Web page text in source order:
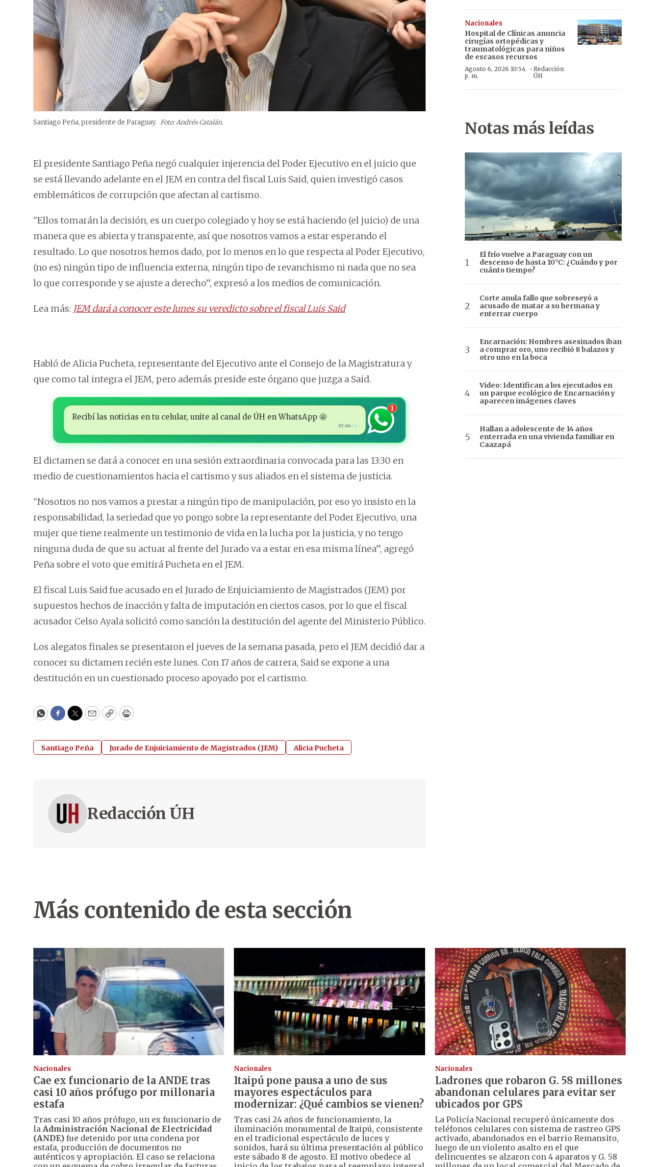
Santiago Peña, presidente de Paraguay. Foto: Andrés Catalán.
El presidente Santiago Peña negó cualquier injerencia del Poder Ejecutivo en el juicio que
se está llevando adelante en el JEM en contra del fiscal Luis Said, quien investigó casos
emblemáticos de corrupción que afectan al cartismo.
“Ellos tomarán la decisión, es un cuerpo colegiado y hoy se está haciendo (el juicio) de una
manera que es abierta y transparente, así que nosotros vamos a estar esperando el
resultado. Lo que nosotros hemos dado, por lo menos en lo que respecta al Poder Ejecutivo,
(no es) ningún tipo de influencia externa, ningún tipo de revanchismo ni nada que no sea
lo que corresponde y se ajuste a derecho”, expresó a los medios de comunicación.
Lea más: JEM dará a conocer este lunes su veredicto sobre el fiscal Luis Said
Habló de Alicia Pucheta, representante del Ejecutivo ante el Consejo de la Magistratura y
que como tal integra el JEM, pero además preside este órgano que juzga a Said.
Recibí las noticias en tu celular, unite al canal de ÚH en WhatsApp 🤩
03:40 ✓✓
1
El dictamen se dará a conocer en una sesión extraordinaria convocada para las 13:30 en
medio de cuestionamientos hacia el cartismo y sus aliados en el sistema de justicia.
“Nosotros no nos vamos a prestar a ningún tipo de manipulación, por eso yo insisto en la
responsabilidad, la seriedad que yo pongo sobre la representante del Poder Ejecutivo, una
mujer que tiene realmente un testimonio de vida en la lucha por la justicia, y no tengo
ninguna duda de que su actuar al frente del Jurado va a estar en esa misma línea”, agregó
Peña sobre el voto que emitirá Pucheta en el JEM.
El fiscal Luis Said fue acusado en el Jurado de Enjuiciamiento de Magistrados (JEM) por
supuestos hechos de inacción y falta de imputación en ciertos casos, por lo que el fiscal
acusador Celso Ayala solicitó como sanción la destitución del agente del Ministerio Público.
Los alegatos finales se presentaron el jueves de la semana pasada, pero el JEM decidió dar a
conocer su dictamen recién este lunes. Con 17 años de carrera, Said se expone a una
destitución en un cuestionado proceso apoyado por el cartismo.
WhatsApp
Facebook
Twitter
EmailCopyPrint
Santiago Peña Jurado de Enjuiciamiento de Magistrados (JEM) Alicia Pucheta
Redacción ÚH
Nacionales
Hospital de Clínicas anuncia
cirugías ortopédicas y
traumatológicas para niños
de escasos recursos
Agosto 6, 2026 10:54
p. m.
· Redacción
ÚH
Notas más leídas
El frío vuelve a Paraguay con un
descenso de hasta 10°C: ¿Cuándo y por
cuánto tiempo?
Corte anula fallo que sobreseyó a
acusado de matar a su hermana y
enterrar cuerpo
Encarnación: Hombres asesinados iban
a comprar oro, uno recibió 8 balazos y
otro uno en la boca
Video: Identifican a los ejecutados en
un parque ecológico de Encarnación y
aparecen imágenes claves
Hallan a adolescente de 14 años
enterrada en una vivienda familiar en
Caazapá
Más contenido de esta sección
Nacionales
Cae ex funcionario de la ANDE tras
casi 10 años prófugo por millonaria
estafa
Tras casi 10 años prófugo, un ex funcionario de
la Administración Nacional de Electricidad
(ANDE) fue detenido por una condena por
estafa, producción de documentos no
auténticos y apropiación. El caso se relaciona
Nacionales
Itaipú pone pausa a uno de sus
mayores espectáculos para
modernizar: ¿Qué cambios se vienen?
Tras casi 24 años de funcionamiento, la
iluminación monumental de Itaipú, consistente
en el tradicional espectáculo de luces y
sonidos, hará su última presentación al público
este sábado 8 de agosto. El motivo obedece al
Nacionales
Ladrones que robaron G. 58 millones
abandonan celulares para evitar ser
ubicados por GPS
La Policía Nacional recuperó únicamente dos
teléfonos celulares con sistema de rastreo GPS
activado, abandonados en el barrio Remansito,
luego de un violento asalto en el que
delincuentes se alzaron con 4 aparatos y G. 58